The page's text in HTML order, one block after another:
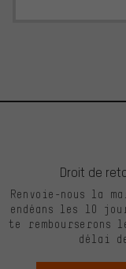
Droit de
Renvoie-nous la
endéans les 10
te rembourserons
délai